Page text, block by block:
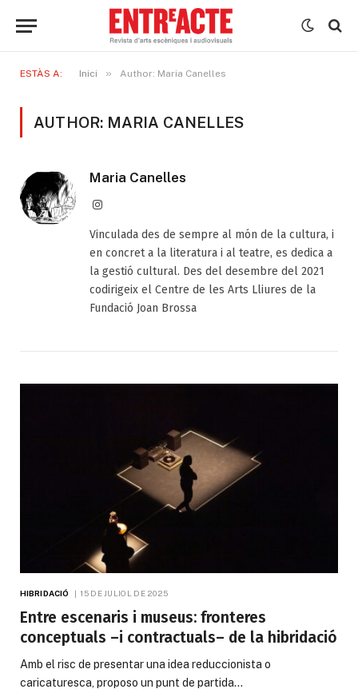
ESTÀS A: Inici » Author: Maria Canelles
AUTHOR: MARIA CANELLES
Maria Canelles
Instagram
Vinculada des de sempre al món de la cultura, i
en concret a la literatura i al teatre, es dedica a
la gestió cultural. Des del desembre del 2021
codirigeix el Centre de les Arts Lliures de la
Fundació Joan Brossa
HIBRIDACIÓ 15 DE JULIOL DE 2025
Entre escenaris i museus: fronteres
conceptuals –i contractuals– de la hibridació
Amb el risc de presentar una idea reduccionista o
caricaturesca, proposo un punt de partida…